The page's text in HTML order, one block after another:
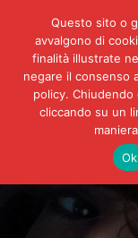
Questo sito o
avvalgono di
finalità illustrate
negare il consenso
policy.
cliccando su un
Ok